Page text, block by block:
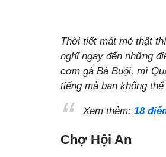
Thời tiết mát mẻ thật
nghĩ ngay đến những
cơm gà Bà Buội, mì
tiếng mà bạn không
Xem thêm:18
Chợ Hội An